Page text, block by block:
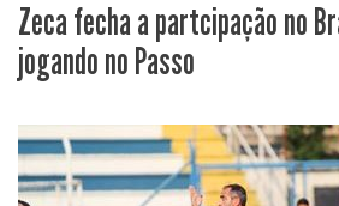
Zeca fecha a partcipação no
jogando no Passo